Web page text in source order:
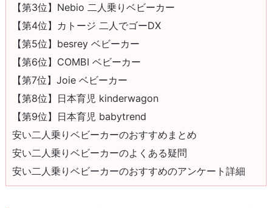
【第3位】Nebio 二人乗りベビーカー
【第4位】カトージ 二人でゴーDX
【第5位】besrey ベビーカー
【第6位】COMBI ベビーカー
【第7位】Joie ベビーカー
【第8位】日本育児 kinderwagon
【第9位】日本育児 babytrend
安い二人乗りベビーカーのおすすめまとめ
安い二人乗りベビーカーのよくある疑問
安い二人乗りベビーカーのおすすめのアンケート詳細